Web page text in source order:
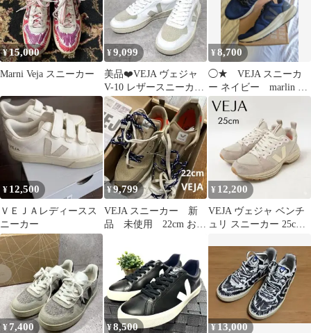
¥15,000
Marni Veja スニーカー
¥9,099
美品❤️VEJA ヴェジャ
V-10 レザースニーカー
ホワイト ベージュ 25
¥8,700
◯★ VEJA スニーカ
ー ネイビー marlin ラ
ンニングシューズ メ
ッシュ
¥ 12,500
ＶＥＪＡレディースス
ニーカー
¥9,799
VEJA スニーカー 新
品 未使用 22cm おま
外箱発送
¥ 12,200
VEJA ヴェジャ ベンチ
ュリ スニーカー 25cm
¥7,400 ¥8,500 ¥13,000